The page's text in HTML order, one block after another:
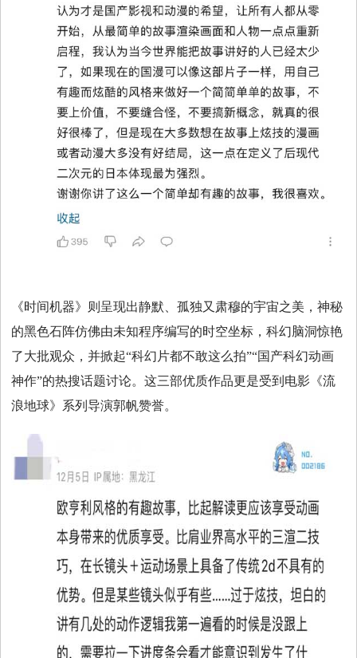
《时间机器》则呈现出静默、孤独又肃穆的宇宙之美，神秘
的黑色石阵仿佛由未知程序编写的时空坐标，科幻脑洞惊艳
了大批观众，并掀起“科幻片都不敢这么拍”“国产科幻动画
神作”的热搜话题讨论。这三部优质作品更是受到电影《流
浪地球》系列导演郭帆赞誉。